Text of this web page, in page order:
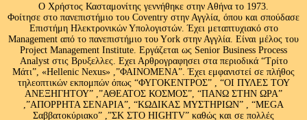
Ο Χρήστος Κασταμονίτης γεννήθηκε στην Αθήνα το 1973.
Φοίτησε στο πανεπιστήμιο του Coventry στην Αγγλία, όπου και σπούδασε
Επιστήμη Ηλεκτρονικών Υπολογιστών. Έχει μεταπτυχιακό στο
Management από το πανεπιστήμιο του Υork στην Αγγλία. Είναι μέλος του
Project Management Institute. Εργάζεται ως Senior Business Process
Analyst στις Βρυξελλες. Εχει Αρθρογραφησει στα περιοδικά “Τρίτο
Μάτι”, «Hellenic Nexus» ,”ΦΑΙΝΟΜΕΝΑ”. Έχει εμφανιστεί σε πλήθος
τηλεοπτικών εκπομπών όπως “ΦΥΓΟΚΕΝΤΡΟΣ” , “ΟΙ ΠΥΛΕΣ ΤΟΥ
ΑΝΕΞΗΓΗΤΟΥ” ,”ΑΘΕΑΤΟΣ ΚΟΣΜΟΣ”, “ΠΑΝΩ ΣΤΗΝ ΩΡΑ”
,”ΑΠΟΡΡΗΤΑ ΣΕΝΑΡΙΑ”, “ΚΩΔΙΚΑΣ ΜΥΣΤΗΡΙΩΝ” , “MEGA
Σαββατοκύριακο” ,”ΣΚ ΣΤΟ HIGHTV” καθώς και σε πολλές